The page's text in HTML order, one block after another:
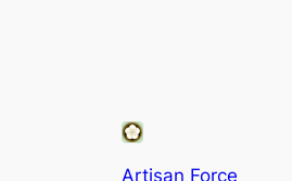
Artisan Force